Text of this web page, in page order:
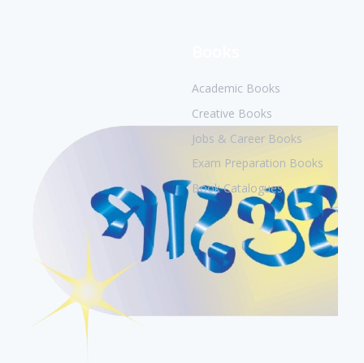
Academic Books
Creative Books
Jobs & Career Books
Exam Preparation Books
Book Catalogues